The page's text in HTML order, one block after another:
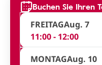
Buchen Sie Ihren
FREITAGAug. 7
11:00 - 12:00
MONTAGAug. 10